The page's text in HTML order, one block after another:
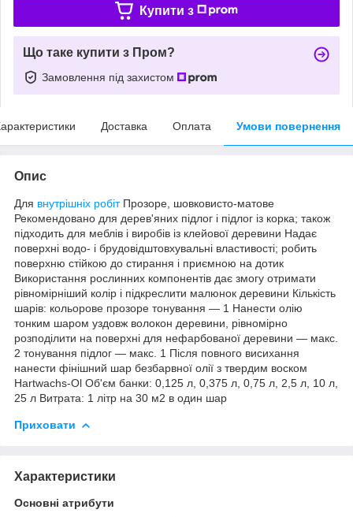
Купити з
Що таке купити з Пром?
Замовлення під захистом
Доставка Оплата Умови повернення
Опис
Для внутрішніх робітПрозоре, шовковисто-матове
Рекомендовано для дерев'яних підлог і підлог із корка; також
підходить для меблів і виробів із клейової деревини Надає
поверхні водо- і брудовідштовхувальні властивості; робить
поверхню стійкою до стирання і приємною на дотик
Використання рослинних компонентів дає змогу отримати
рівномірніший колір і підкреслити малюнок деревини Кількість
шарів: кольорове прозоре тонування — 1 Нанести олію
тонким шаром уздовж волокон деревини, рівномірно
розподілити на поверхні для нефарбованої деревини — макс.
2 тонування підлог — макс. 1 Після повного висихання
нанести фінішний шар безбарвної олії з твердим воском
Hartwachs-Ol Об'єм банки: 0,125 л, 0,375 л, 0,75 л, 2,5 л, 10 л,
25 л Витрата: 1 літр на 30 м2 в один шар
Приховати
Характеристики
Основні атрибути